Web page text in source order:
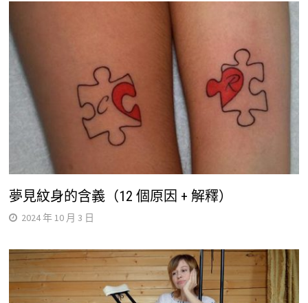
夢見紋身的含義（12 個原因 + 解釋）
2024 年 10 月 3 日